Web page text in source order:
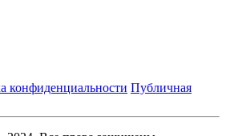
конфиденциальности Публичная